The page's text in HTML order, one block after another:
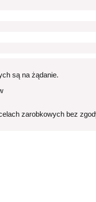
są na żądanie.
zarobkowych bez